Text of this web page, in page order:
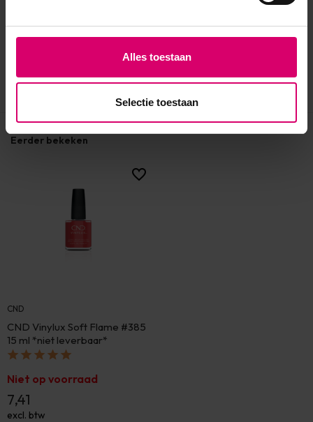
Alles toestaan
Selectie toestaan
Eerder bekeken
CND
CND Vinylux Soft Flame #385
15 ml *niet leverbaar*
Niet op voorraad
7,41
excl. btw